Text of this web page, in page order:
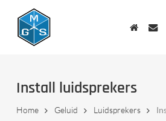
content
Install luidsprekers
Home Geluid Luidsprekers